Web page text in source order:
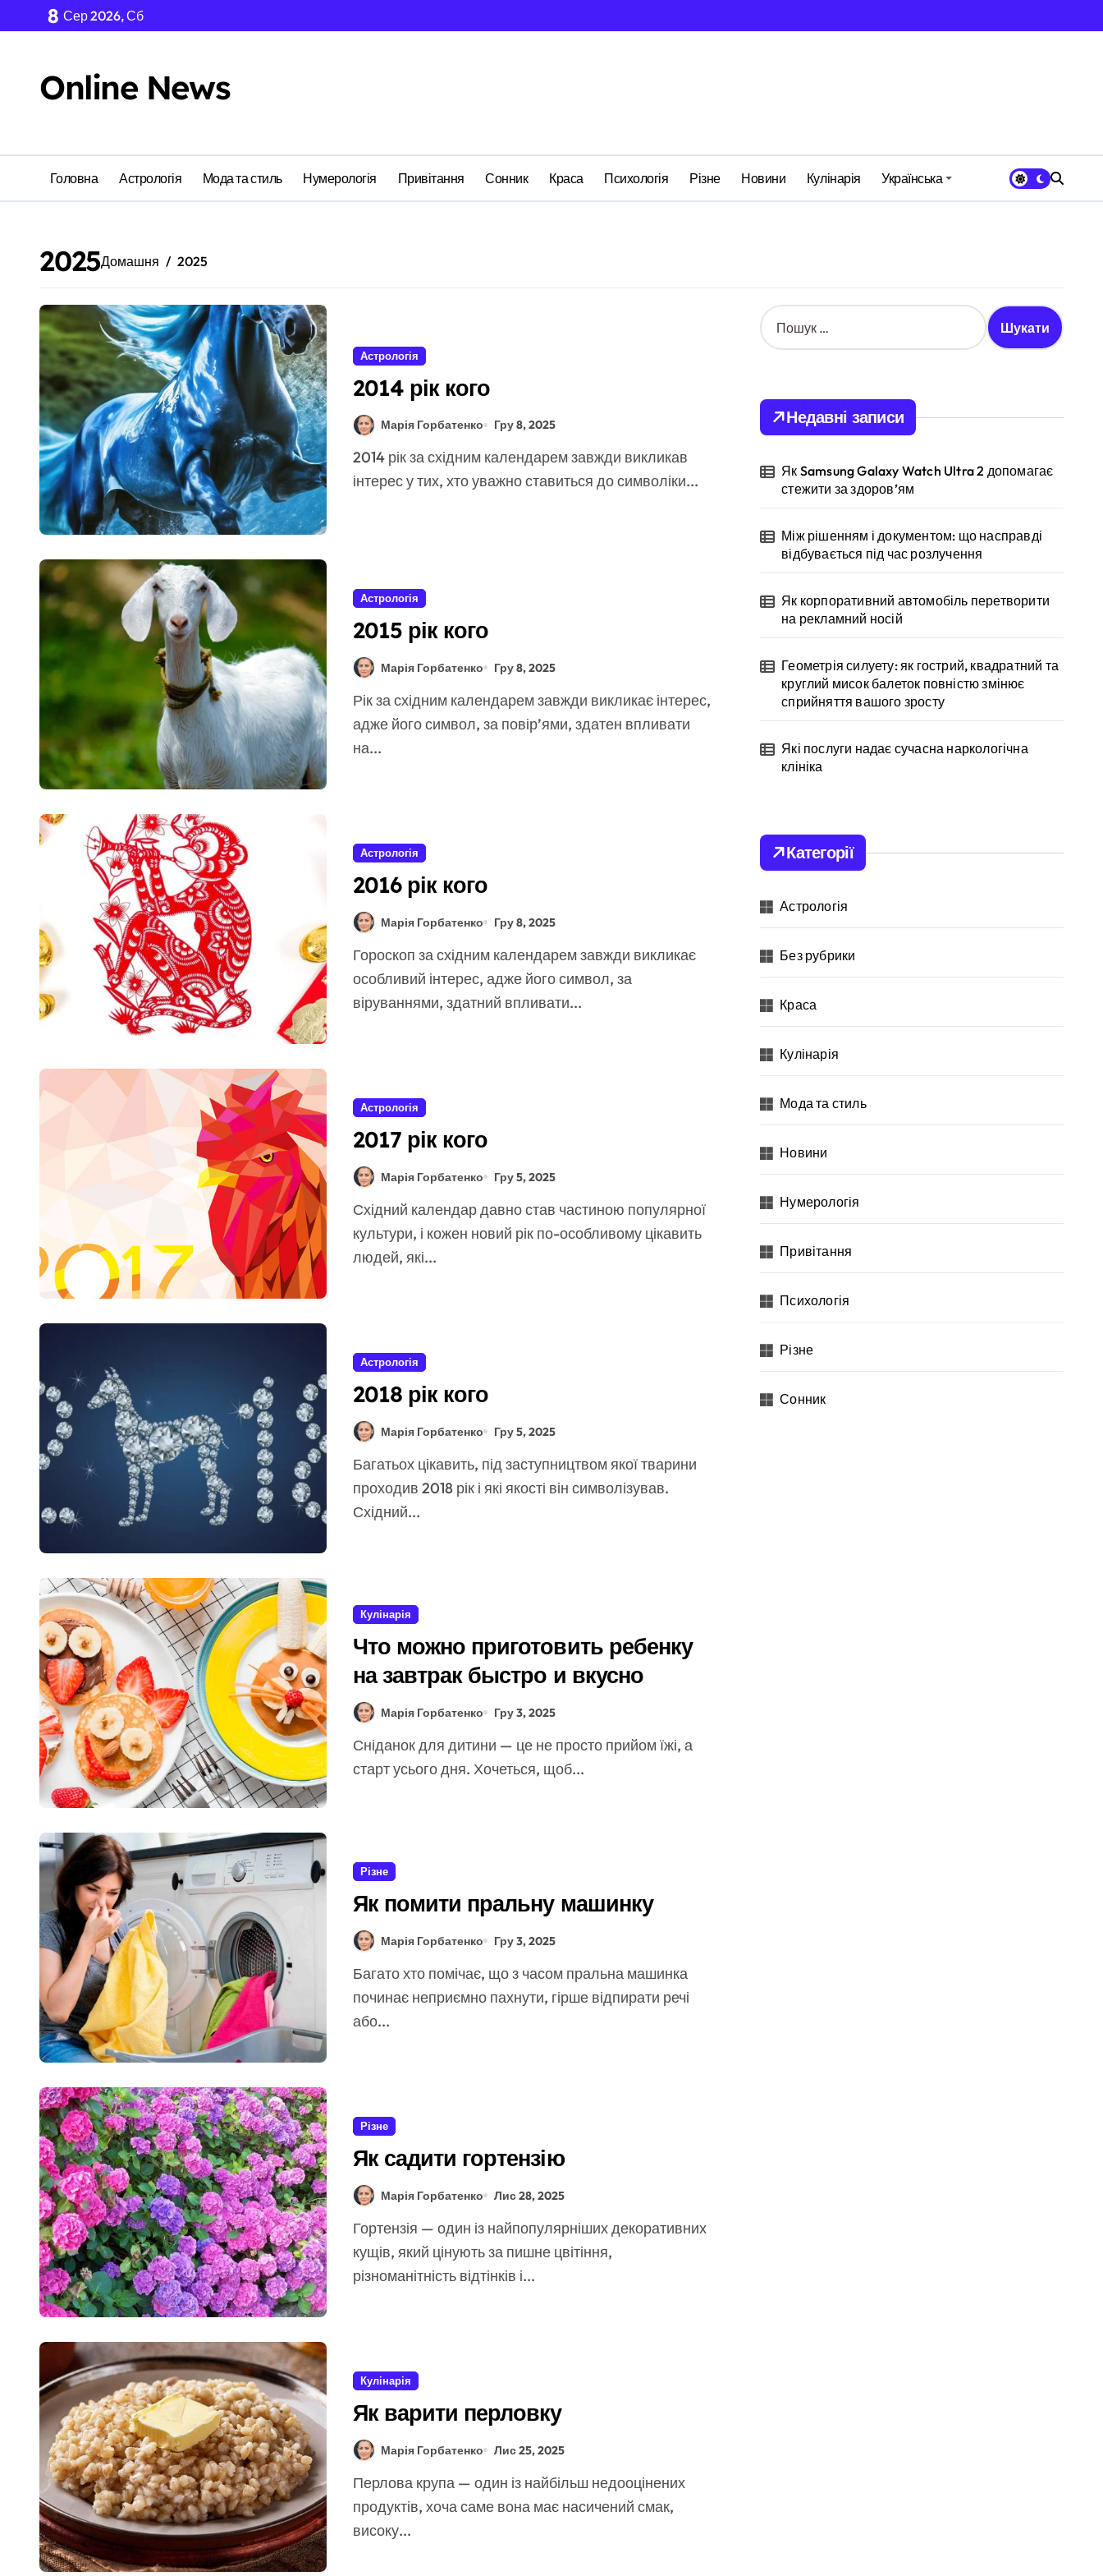
Перейти8 Сер 2026, Сб
Online News
Головна Астрологія Мода та стиль Нумерологія Привітання Сонник Краса Психологія Різне Новини Кулінарія Українська
2025Домашня 2025
Астрологія
2014 рік кого
Марія Горбатенко Гру 8, 2025
2014 рік за східним календарем завжди викликав
інтерес у тих, хто уважно ставиться до символіки...
Астрологія
2015 рік кого
Марія Горбатенко Гру 8, 2025
Рік за східним календарем завжди викликає інтерес,
адже його символ, за повір’ями, здатен впливати
на...
Астрологія
2016 рік кого
Марія Горбатенко Гру 8, 2025
Гороскоп за східним календарем завжди викликає
особливий інтерес, адже його символ, за
віруваннями, здатний впливати...
Астрологія
2017 рік кого
Марія Горбатенко Гру 5, 2025
Східний календар давно став частиною популярної
культури, і кожен новий рік по-особливому цікавить
людей, які...
Астрологія
2018 рік кого
Марія Горбатенко Гру 5, 2025
Багатьох цікавить, під заступництвом якої тварини
проходив 2018 рік і які якості він символізував.
Східний...
Кулінарія
Что можно приготовить ребенку
на завтрак быстро и вкусно
Марія Горбатенко Гру 3, 2025
Сніданок для дитини — це не просто прийом їжі, а
старт усього дня. Хочеться, щоб...
Різне
Як помити пральну машинку
Марія Горбатенко Гру 3, 2025
Багато хто помічає, що з часом пральна машинка
починає неприємно пахнути, гірше відпирати речі
або...
Різне
Як садити гортензію
Марія Горбатенко Лис 28, 2025
Гортензія — один із найпопулярніших декоративних
кущів, який цінують за пишне цвітіння,
різноманітність відтінків і...
Кулінарія
Як варити перловку
Марія Горбатенко Лис 25, 2025
Перлова крупа — один із найбільш недооцінених
продуктів, хоча саме вона має насичений смак,
високу...
П
о
ш
:
Недавні записи
Як Samsung Galaxy Watch Ultra 2 допомагає
стежити за здоров’ям
Між рішенням і документом: що насправді
відбувається під час розлучення
Як корпоративний автомобіль перетворити
на рекламний носій
Геометрія силуету: як гострий, квадратний та
круглий мисок балеток повністю змінює
сприйняття вашого зросту
Які послуги надає сучасна наркологічна
клініка
Категорії
Астрологія
Без рубрики
Краса
Кулінарія
Мода та стиль
Новини
Нумерологія
Привітання
Психологія
Різне
Сонник